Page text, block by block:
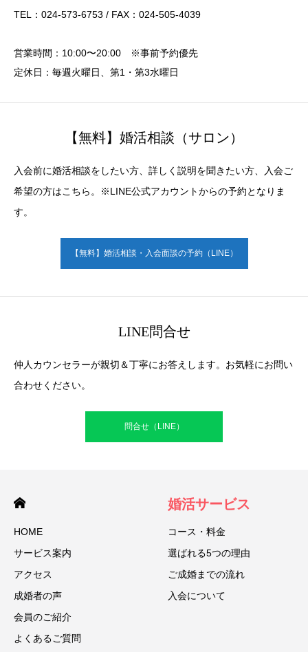
TEL：024-573-6753 / FAX：024-505-4039
営業時間：10:00〜20:00 ※事前予約優先
定休日：毎週火曜日、第1・第3水曜日
【無料】婚活相談（サロン）
入会前に婚活相談をしたい方、詳しく説明を聞きたい方、入会ご
希望の方はこちら。※LINE公式アカウントからの予約となりま
す。
【無料】婚活相談・入会面談の予約（LINE）
LINE問合せ
仲人カウンセラーが親切＆丁寧にお答えします。お気軽にお問い
合わせください。
問合せ（LINE）
HOME
サービス案内
アクセス
成婚者の声
会員のご紹介
よくあるご質問
婚活サービス
コース・料金
選ばれる5つの理由
ご成婚までの流れ
入会について